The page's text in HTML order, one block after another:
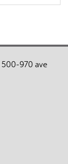
970 ave